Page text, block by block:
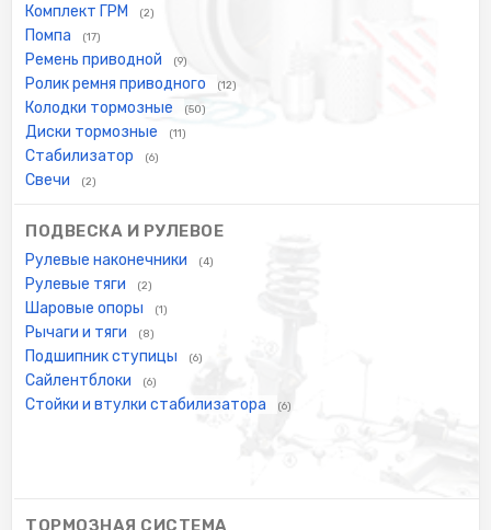
Комплект ГРМ (2)
Помпа (17)
Ремень приводной (9)
Ролик ремня приводного (12)
Колодки тормозные (50)
Диски тормозные (11)
Стабилизатор (6)
Свечи (2)
ПОДВЕСКА И РУЛЕВОЕ
Рулевые наконечники (4)
Рулевые тяги (2)
Шаровые опоры (1)
Рычаги и тяги (8)
Подшипник ступицы (6)
Сайлентблоки (6)
Стойки и втулки стабилизатора (6)
ТОРМОЗНАЯ СИСТЕМА